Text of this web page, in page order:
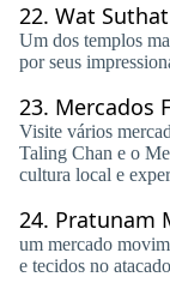
22. Wat Suthat
Um dos templos
por seus
23. Mercados
Visite vários
Taling Chan e o
cultura local e
24. Pratunam
um mercado
e tecidos no